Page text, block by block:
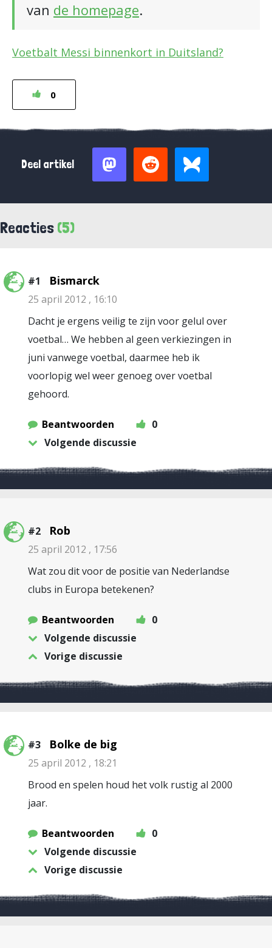
van de homepage.
Voetbalt Messi binnenkort in Duitsland?
0
Deel artikel
Reacties (5)
#1 Bismarck
25 april 2012 , 16:10
Dacht je ergens veilig te zijn voor gelul over
voetbal… We hebben al geen verkiezingen in
juni vanwege voetbal, daarmee heb ik
voorlopig wel weer genoeg over voetbal
gehoord.
Beantwoorden
0
Volgende discussie
#2 Rob
25 april 2012 , 17:56
Wat zou dit voor de positie van Nederlandse
clubs in Europa betekenen?
Beantwoorden
0
Volgende discussie
Vorige discussie
#3 Bolke de big
25 april 2012 , 18:21
Brood en spelen houd het volk rustig al 2000
jaar.
Beantwoorden
0
Volgende discussie
Vorige discussie